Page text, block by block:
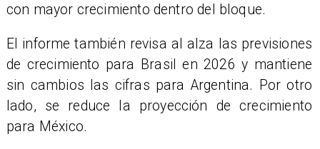
con mayor crecimiento dentro del bloque.
El informe también revisa al alza las previsiones
de crecimiento para Brasil en 2026 y mantiene
sin cambios las cifras para Argentina. Por otro
lado, se reduce la proyección de crecimiento
para México.